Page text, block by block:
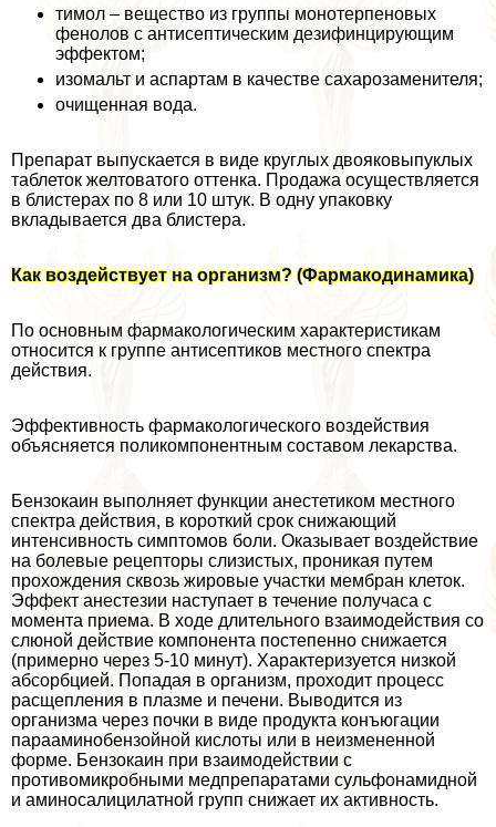
тимол – вещество из группы монотерпеновых
фенолов с антисептическим дезифинцирующим
эффектом;
изомальт и аспартам в качестве сахарозаменителя;
очищенная вода.
Препарат выпускается в виде круглых двояковыпуклых
таблеток желтоватого оттенка. Продажа осуществляется
в блистерах по 8 или 10 штук. В одну упаковку
вкладывается два блистера.
Как воздействует на организм? (Фармакодинамика)
По основным фармакологическим хаpaктеристикам
относится к группе антисептиков местного спектра
действия.
Эффективность фармакологического воздействия
объясняется поликомпонентным составом лекарства.
Бензокаин выполняет функции анестетиком местного
спектра действия, в короткий срок снижающий
интенсивность симптомов боли. Оказывает воздействие
на болевые рецепторы слизистых, проникая путем
прохождения сквозь жировые участки мембран клеток.
Эффект анестезии наступает в течение получаса с
момента приема. В ходе длительного взаимодействия со
слюной действие компонента постепенно снижается
(примерно через 5-10 минут). Хаpaктеризуется низкой
абсорбцией. Попадая в организм, проходит процесс
расщепления в плазме и печени. Выводится из
организма через почки в виде продукта конъюгации
парааминобензойной кислоты или в неизмененной
форме. Бензокаин при взаимодействии с
противомикробными медпрепаратами сульфонамидной
и аминосалицилатной групп снижает их активность.